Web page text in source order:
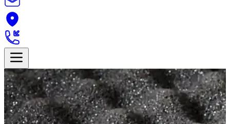
Cotizador InicioHistoria
ProductosVer todos los productos
Equipos
SectoresVer todos los sectores
Biblioteca
Contacto